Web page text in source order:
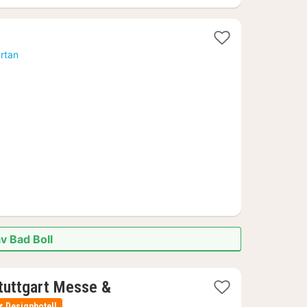
Bad Boll
Messe &